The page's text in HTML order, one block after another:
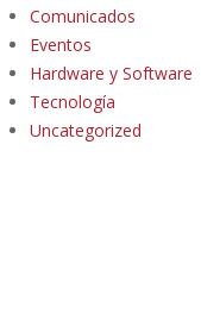
Comunicados
Eventos
Hardware y Software
Tecnología
Uncategorized